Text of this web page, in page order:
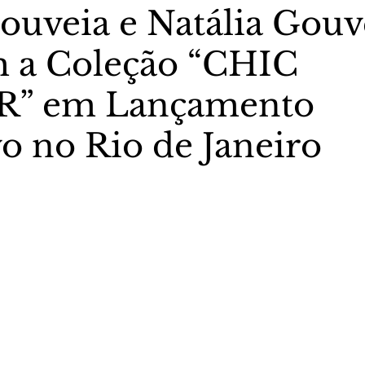
The Vip Club Business Marujo Carioca
& Lazer Carnaval São Paulo Negocio
e Natália
a Coleção “CHIC
em Lançamento
no Rio de Janeiro
estrelas.